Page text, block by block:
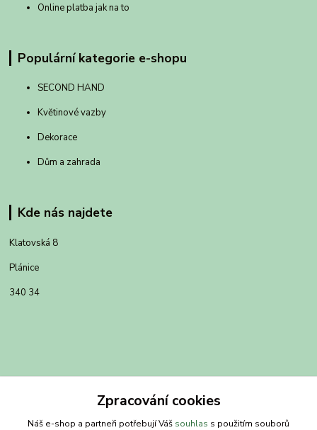
Online platba jak na to
Populární kategorie e-shopu
SECOND HAND
Květinové vazby
Dekorace
Dům a zahrada
Kde nás najdete
Klatovská 8
Plánice
340 34
Zpracování cookies
Náš e-shop a partneři potřebují Váš souhlas s použitím souborů